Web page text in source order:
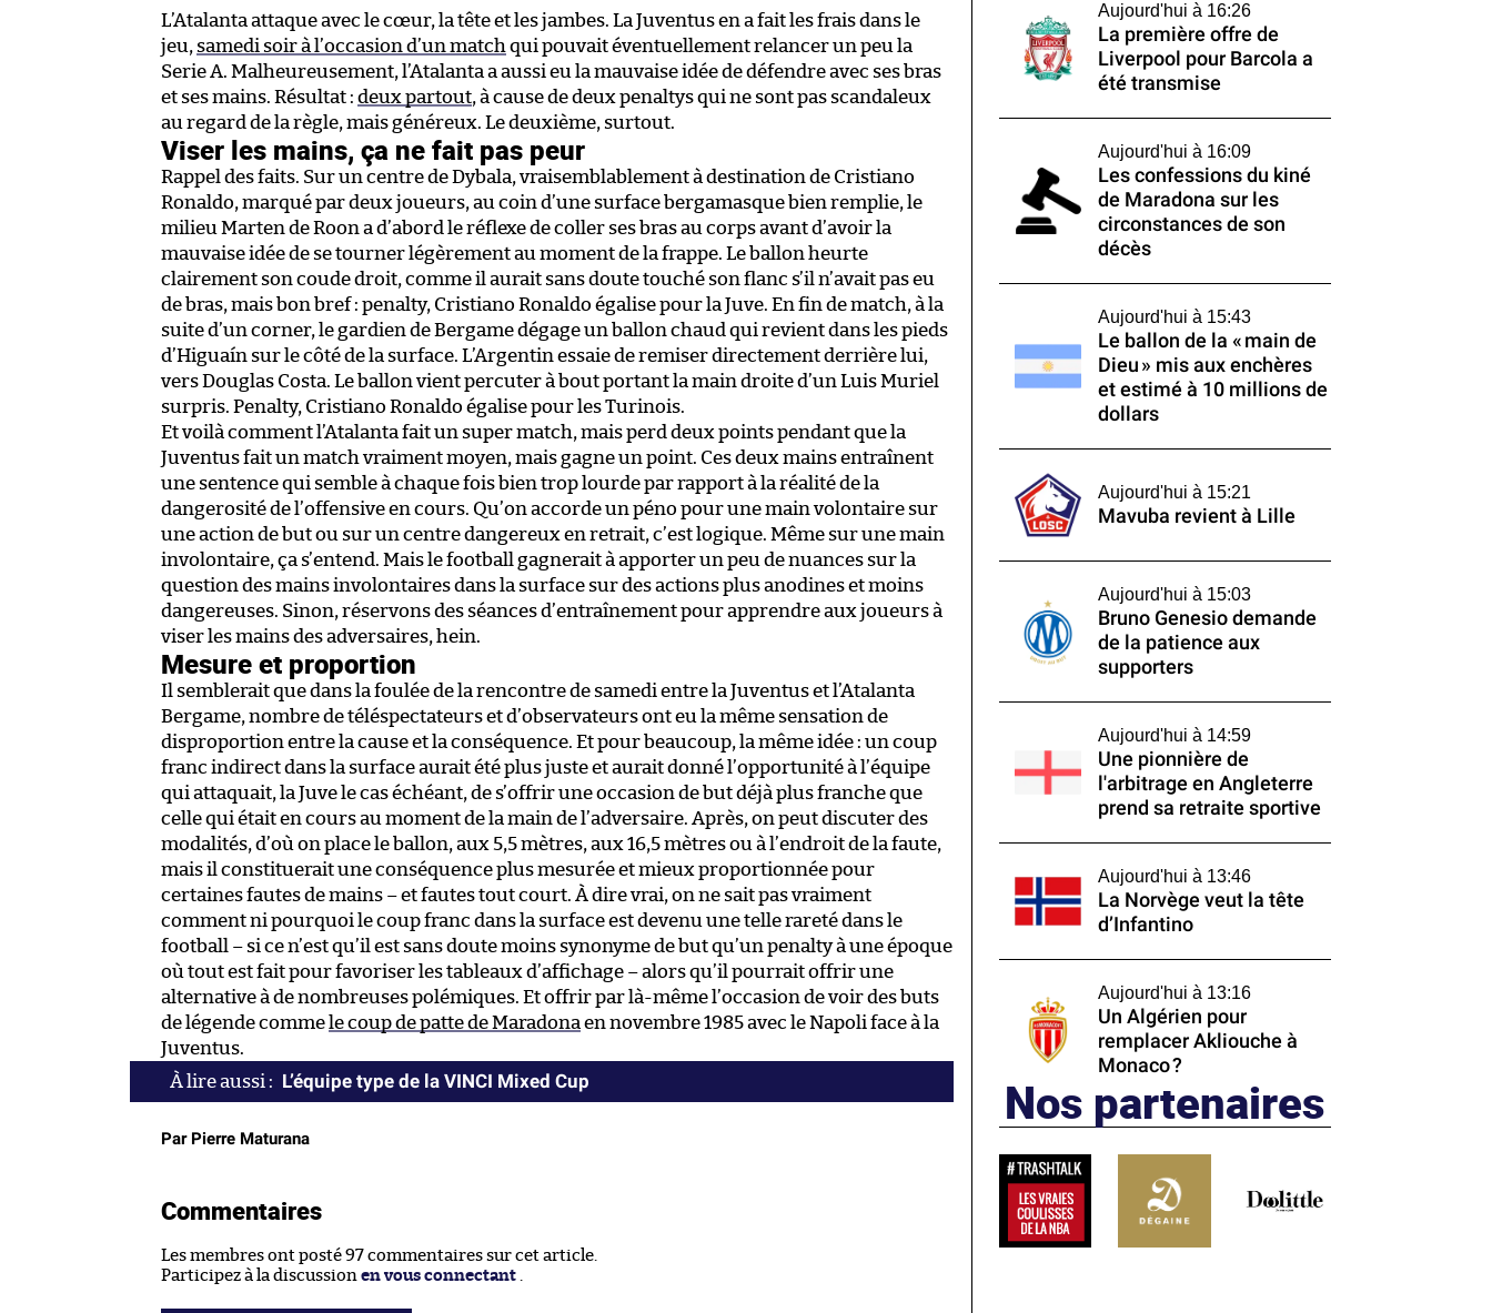
L’Atalanta attaque avec le cœur, la tête et les jambes. La Juventus en a fait les frais dans le
jeu, samedi soir à l’occasion d’un match qui pouvait éventuellement relancer un peu la
Serie A. Malheureusement, l’Atalanta a aussi eu la mauvaise idée de défendre avec ses bras
et ses mains. Résultat : deux partout, à cause de deux penaltys qui ne sont pas scandaleux
au regard de la règle, mais généreux. Le deuxième, surtout.
Viser les mains, ça ne fait pas peur
Rappel des faits. Sur un centre de Dybala, vraisemblablement à destination de Cristiano
Ronaldo, marqué par deux joueurs, au coin d’une surface bergamasque bien remplie, le
milieu Marten de Roon a d’abord le réflexe de coller ses bras au corps avant d’avoir la
mauvaise idée de se tourner légèrement au moment de la frappe. Le ballon heurte
clairement son coude droit, comme il aurait sans doute touché son flanc s’il n’avait pas eu
de bras, mais bon bref : penalty, Cristiano Ronaldo égalise pour la Juve. En fin de match, à la
suite d’un corner, le gardien de Bergame dégage un ballon chaud qui revient dans les pieds
d’Higuaín sur le côté de la surface. L’Argentin essaie de remiser directement derrière lui,
vers Douglas Costa. Le ballon vient percuter à bout portant la main droite d’un Luis Muriel
surpris. Penalty, Cristiano Ronaldo égalise pour les Turinois.
Et voilà comment l’Atalanta fait un super match, mais perd deux points pendant que la
Juventus fait un match vraiment moyen, mais gagne un point. Ces deux mains entraînent
une sentence qui semble à chaque fois bien trop lourde par rapport à la réalité de la
dangerosité de l’offensive en cours. Qu’on accorde un péno pour une main volontaire sur
une action de but ou sur un centre dangereux en retrait, c’est logique. Même sur une main
involontaire, ça s’entend. Mais le football gagnerait à apporter un peu de nuances sur la
question des mains involontaires dans la surface sur des actions plus anodines et moins
dangereuses. Sinon, réservons des séances d’entraînement pour apprendre aux joueurs à
viser les mains des adversaires, hein.
Mesure et proportion
Il semblerait que dans la foulée de la rencontre de samedi entre la Juventus et l’Atalanta
Bergame, nombre de téléspectateurs et d’observateurs ont eu la même sensation de
disproportion entre la cause et la conséquence. Et pour beaucoup, la même idée : un coup
franc indirect dans la surface aurait été plus juste et aurait donné l’opportunité à l’équipe
qui attaquait, la Juve le cas échéant, de s’offrir une occasion de but déjà plus franche que
celle qui était en cours au moment de la main de l’adversaire. Après, on peut discuter des
modalités, d’où on place le ballon, aux 5,5 mètres, aux 16,5 mètres ou à l’endroit de la faute,
mais il constituerait une conséquence plus mesurée et mieux proportionnée pour
certaines fautes de mains – et fautes tout court. À dire vrai, on ne sait pas vraiment
comment ni pourquoi le coup franc dans la surface est devenu une telle rareté dans le
football – si ce n’est qu’il est sans doute moins synonyme de but qu’un penalty à une époque
où tout est fait pour favoriser les tableaux d’affichage – alors qu’il pourrait offrir une
alternative à de nombreuses polémiques. Et offrir par là-même l’occasion de voir des buts
de légende comme le coup de patte de Maradona en novembre 1985 avec le Napoli face à la
Juventus.
L’équipe type de la VINCI Mixed Cup
Par Pierre Maturana
Commentaires
Les membres ont posté 97 commentaires sur cet article.
Participez à la discussion en vous connectant
Aujourd'hui à 16:26
La première offre de
Liverpool pour Barcola a
été transmise
Aujourd'hui à 16:09
Les confessions du kiné
de Maradona sur les
circonstances de son
décès
Aujourd'hui à 15:43
Le ballon de la « main de
Dieu » mis aux enchères
et estimé à 10 millions de
dollars
Aujourd'hui à 15:21
Mavuba revient à Lille
Aujourd'hui à 15:03
Bruno Genesio demande
de la patience aux
supporters
Aujourd'hui à 14:59
Une pionnière de
l'arbitrage en Angleterre
prend sa retraite sportive
Aujourd'hui à 13:46
La Norvège veut la tête
d’Infantino
Aujourd'hui à 13:16
Un Algérien pour
remplacer Akliouche à
Monaco ?
Nos partenaires